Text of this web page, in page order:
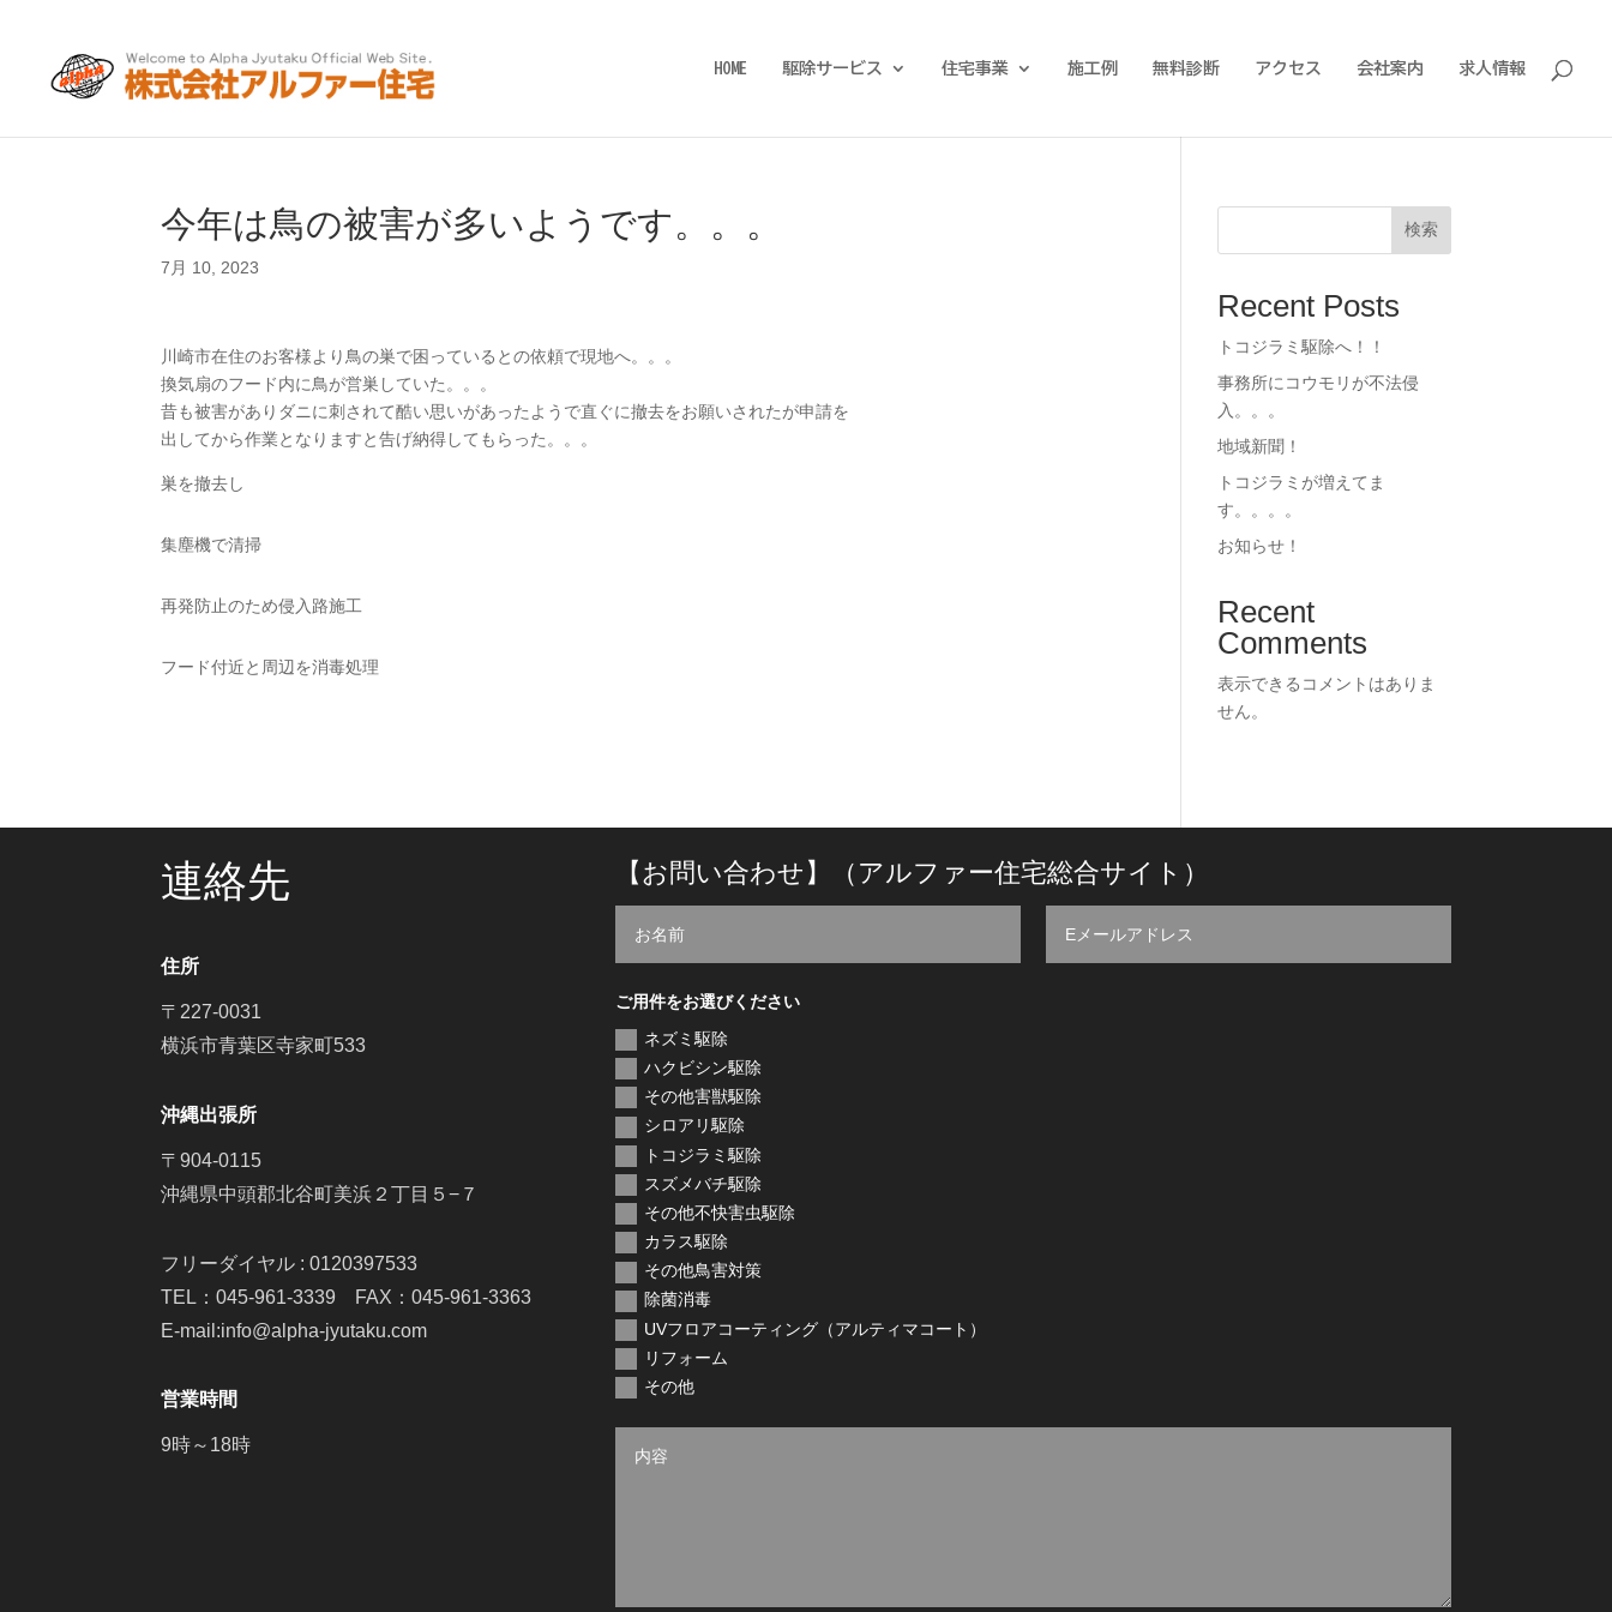
HOME 駆除サービス 住宅事業 施工例 無料診断 アクセス 会社案内 求人情報
今年は鳥の被害が多いようです。。。
7月 10, 2023
川崎市在住のお客様より鳥の巣で困っているとの依頼で現地へ。。。
換気扇のフード内に鳥が営巣していた。。。
昔も被害がありダニに刺されて酷い思いがあったようで直ぐに撤去をお願いされたが申請を
出してから作業となりますと告げ納得してもらった。。。
巣を撤去し
集塵機で清掃
再発防止のため侵入路施工
フード付近と周辺を消毒処理
検索
Recent Posts
トコジラミ駆除へ！！
事務所にコウモリが不法侵
入。。。
地域新聞！
トコジラミが増えてま
す。。。。
お知らせ！
Recent
Comments
表示できるコメントはありま
せん。
連絡先
住所
〒227-0031
横浜市青葉区寺家町533
沖縄出張所
〒904-0115
沖縄県中頭郡北谷町美浜２丁目５−７
フリーダイヤル : 0120397533
TEL：045-961-3339 FAX：045-961-3363
E-mail:info@alpha-jyutaku.com
営業時間
9時～18時
【お問い合わせ】（アルファー住宅総合サイト）
ご用件をお選びください
ネズミ駆除
ハクビシン駆除
その他害獣駆除
シロアリ駆除
トコジラミ駆除
スズメバチ駆除
その他不快害虫駆除
カラス駆除
その他鳥害対策
除菌消毒
UVフロアコーティング（アルティマコート）
リフォーム
その他